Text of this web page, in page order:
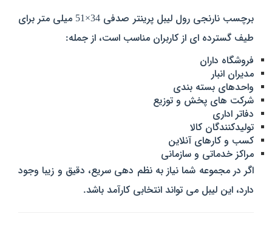
برچسب نارنجی رول لیبل پرینتر صدفی 34×51 میلی‌ متر برای
طیف گسترده‌ ای از کاربران مناسب است، از جمله:
فروشگاه‌ داران
مدیران انبار
واحدهای بسته‌ بندی
شرکت‌ های پخش و توزیع
دفاتر اداری
تولیدکنندگان کالا
کسب‌ و کارهای آنلاین
مراکز خدماتی و سازمانی
اگر در مجموعه شما نیاز به نظم‌ دهی سریع، دقیق و زیبا وجود
دارد، این لیبل می‌ تواند انتخابی کارآمد باشد.